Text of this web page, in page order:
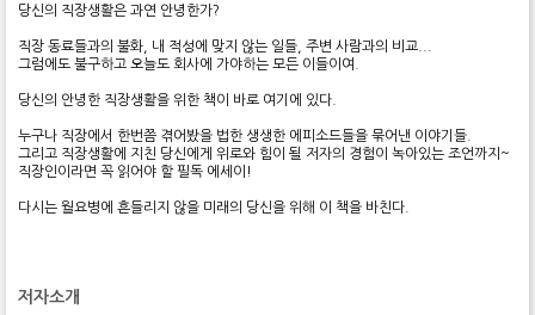
당신의 직장생활은 과연 안녕한가?
직장 동료들과의 불화, 내 적성에 맞지 않는 일들, 주변 사람과의 비교...
그럼에도 불구하고 오늘도 회사에 가야하는 모든 이들이여.
당신의 안녕한 직장생활을 위한 책이 바로 여기에 있다.
누구나 직장에서 한번쯤 겪어봤을 법한 생생한 에피소드들을 묶어낸 이야기들.
그리고 직장생활에 지친 당신에게 위로와 힘이 될 저자의 경험이 녹아있는 조언까지~
직장인이라면 꼭 읽어야 할 필독 에세이!
다시는 월요병에 흔들리지 않을 미래의 당신을 위해 이 책을 바친다.
저자소개